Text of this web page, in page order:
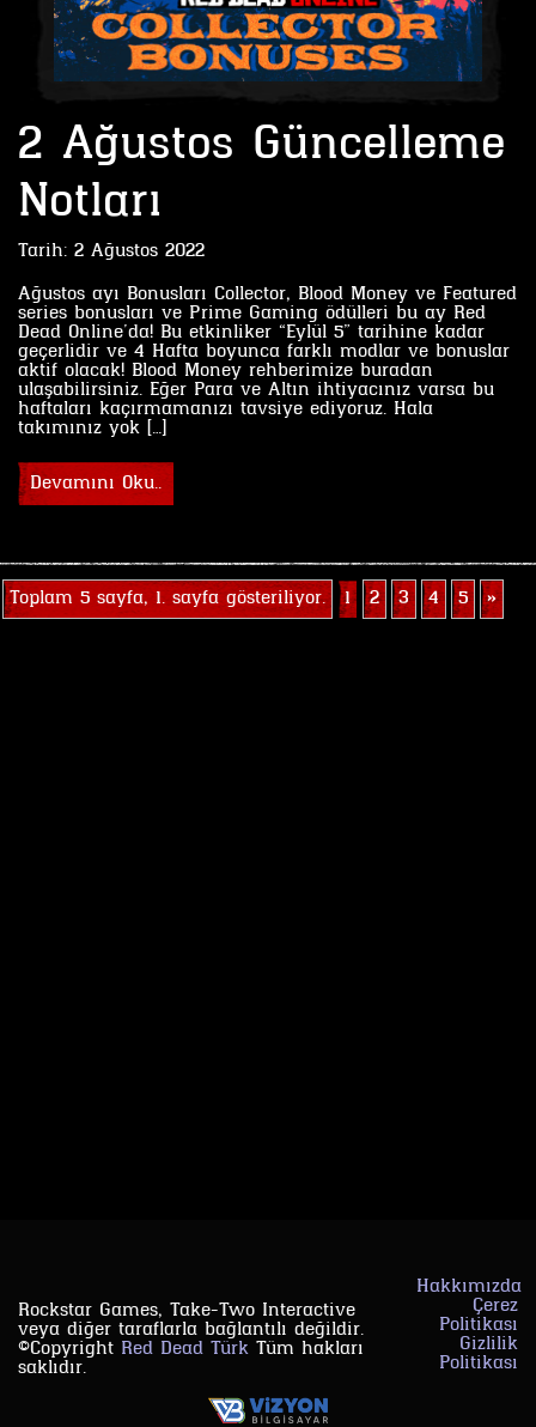
2 Ağustos Güncelleme
Notları
Tarih: 2 Ağustos 2022
Ağustos ayı Bonusları Collector, Blood Money ve Featured
series bonusları ve Prime Gaming ödülleri bu ay Red
Dead Online’da! Bu etkinliker “Eylül 5” tarihine kadar
geçerlidir ve 4 Hafta boyunca farklı modlar ve bonuslar
aktif olacak! Blood Money rehberimize buradan
ulaşabilirsiniz. Eğer Para ve Altın ihtiyacınız varsa bu
haftaları kaçırmamanızı tavsiye ediyoruz. Hala
takımınız yok […]
Devamını Oku..
Toplam 5 sayfa, 1. sayfa gösteriliyor. 1 2 3 4 5 »
Rockstar Games, Take-Two Interactive
veya diğer taraflarla bağlantılı değildir.
©Copyright Red Dead Türk Tüm hakları
saklıdır.
Hakkımızda
Çerez
Politikası
Gizlilik
Politikası